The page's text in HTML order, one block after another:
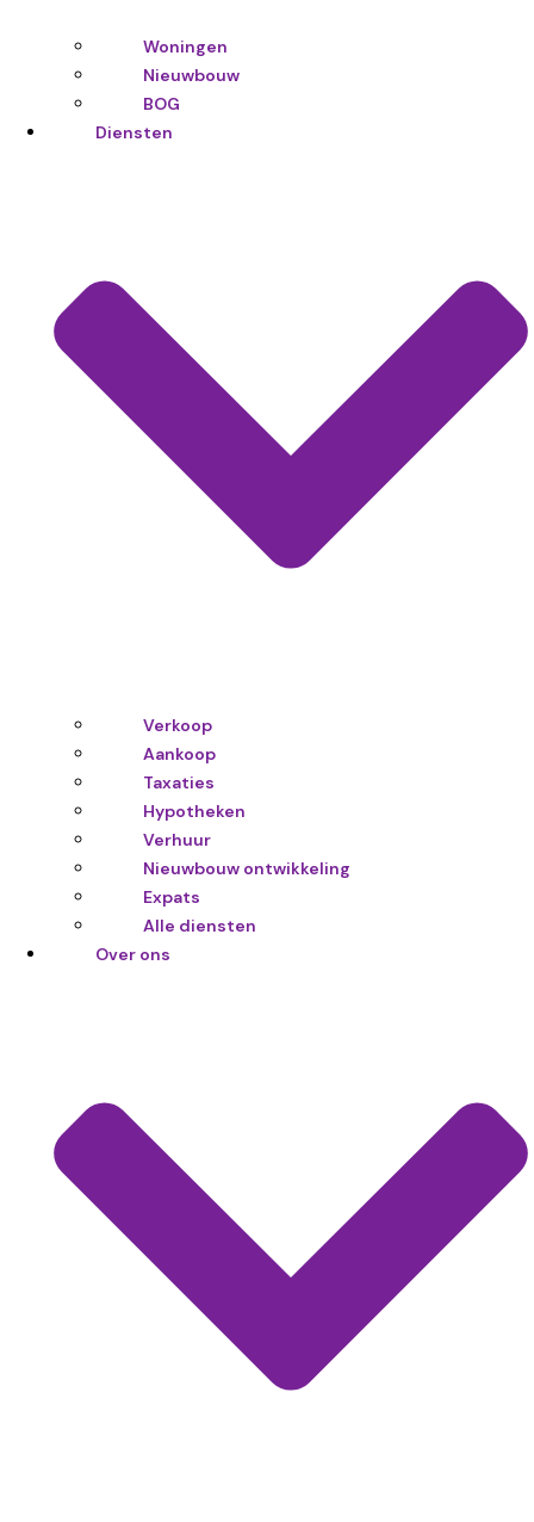
Woningen
Nieuwbouw
BOG
Diensten
Verkoop
Aankoop
Taxaties
Hypotheken
Verhuur
Nieuwbouw ontwikkeling
Expats
Alle diensten
Over ons